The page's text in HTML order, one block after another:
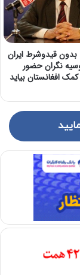
قیدوشرط ایران
نگران حضور
افغانستان بیاید